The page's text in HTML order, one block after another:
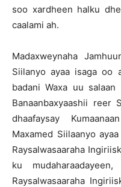
soo xardheen halku
caalami ah.
Madaxweynaha
Siilanyo ayaa isaga oo
badani Waxa uu
Banaanbaxyaashii reer
dhaafaysay
Maxamed Siilaanyo
Raysalwasaaraha
ku
Raysalwasaaraha